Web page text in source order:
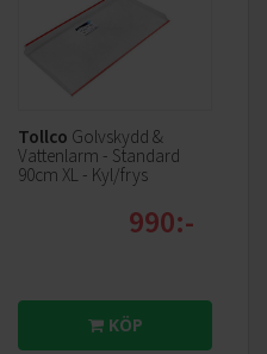
Tollco Golvskydd &
Vattenlarm - Standard
90cm XL - Kyl/frys
990:-
KÖP